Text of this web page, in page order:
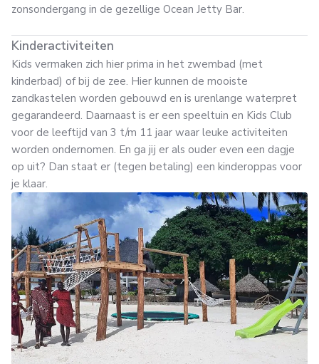
zonsondergang in de gezellige Ocean Jetty Bar.
Kinderactiviteiten
Kids vermaken zich hier prima in het zwembad (met
kinderbad) of bij de zee. Hier kunnen de mooiste
zandkastelen worden gebouwd en is urenlange waterpret
gegarandeerd. Daarnaast is er een speeltuin en Kids Club
voor de leeftijd van 3 t/m 11 jaar waar leuke activiteiten
worden ondernomen. En ga jij er als ouder even een dagje
op uit? Dan staat er (tegen betaling) een kinderoppas voor
je klaar.